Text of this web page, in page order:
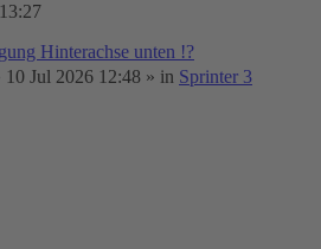
Hinterachse unten !?
10 Jul 2026 12:48 » in Sprinter 3